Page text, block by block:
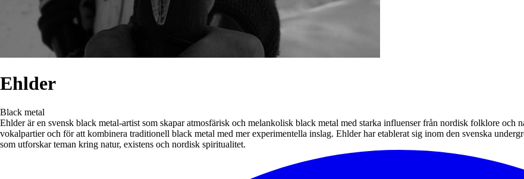
Ehlder
Black metal
Ehlder är en svensk black metal-artist som skapar atmosfärisk och melankolisk black metal med starka influenser från nordisk folklore och
vokalpartier och för att kombinera traditionell black metal med mer experimentella inslag. Ehlder har etablerat sig inom den svenska
som utforskar teman kring natur, existens och nordisk spiritualitet.